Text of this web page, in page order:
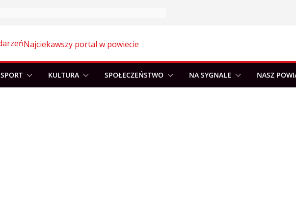
Najciekawszy portal w powiecie
SPORT KULTURA SPOŁECZEŃSTWO NA SYGNALE NASZ